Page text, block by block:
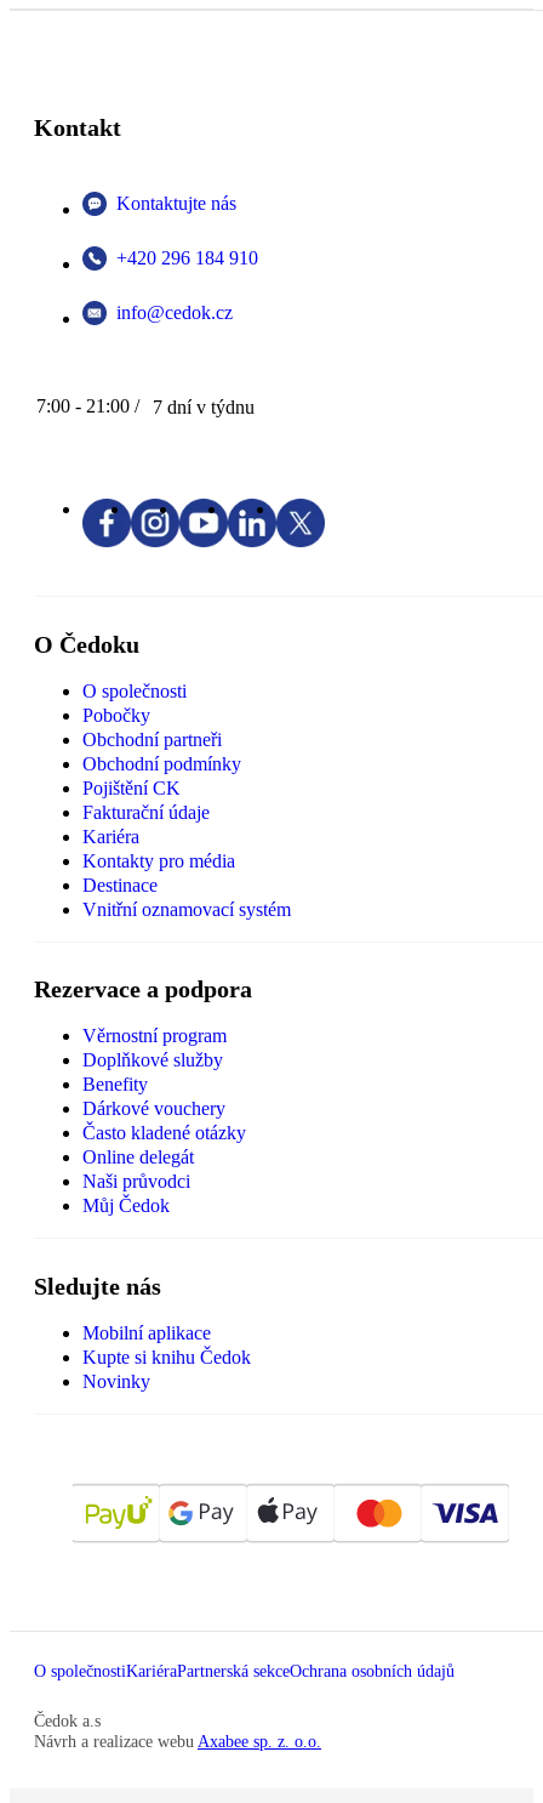
Kontakt
Kontaktujte nás
+420 296 184 910
info@cedok.cz
7:00 - 21:00 / 7 dní v týdnu
O Čedoku
O společnosti
Pobočky
Obchodní partneři
Obchodní podmínky
Pojištění CK
Fakturační údaje
Kariéra
Kontakty pro média
Destinace
Vnitřní oznamovací systém
Rezervace a podpora
Věrnostní program
Doplňkové služby
Benefity
Dárkové vouchery
Často kladené otázky
Online delegát
Naši průvodci
Můj Čedok
Sledujte nás
Mobilní aplikace
Kupte si knihu Čedok
Novinky
O společnostiKariéraPartnerská sekceOchrana osobních údajů
Čedok a.s
Návrh a realizace webu Axabee sp. z. o.o.